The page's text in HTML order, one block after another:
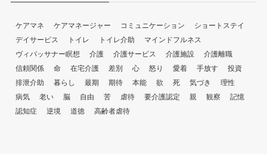
ケアマネ ケアマネージャー コミュニケーション
ショートステイ
デイサービス
トイレ トイレ介助
マインドフルネス
ヴィパッサナー瞑想
介護 介護サービス 介護施設
介護離職
信頼関係
命 在宅介護 差別 心 怒り 愛着 手放す
投資
排泄介助
暮らし 最期 期待 本能 欲 死 気づき
理性
病気
老い 脳 自由 苦 虐待 要介護認定 親 観察
記憶
認知症
逆境 道徳 高齢者虐待